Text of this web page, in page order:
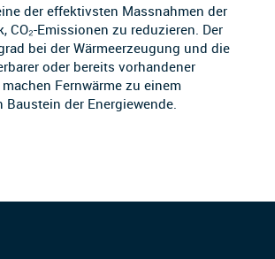
der effektivsten Massnahmen der
CO₂-Emissionen zu reduzieren. Der
bei der Wärmeerzeugung und die
oder bereits vorhandener
Fernwärme zu einem
der Energiewende.